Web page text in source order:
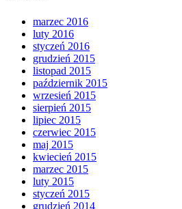
marzec 2016
luty 2016
styczeń 2016
grudzień 2015
listopad 2015
październik 2015
wrzesień 2015
sierpień 2015
lipiec 2015
czerwiec 2015
maj 2015
kwiecień 2015
marzec 2015
luty 2015
styczeń 2015
grudzień 2014